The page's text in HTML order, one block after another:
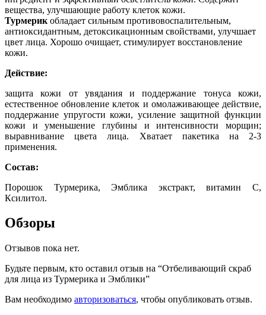
вещества, улучшающие работу клеток кожи.
Турмерик обладает сильным противовоспалительным,
антиоксидантным, детоксикационным свойствами, улучшает
цвет лица. Хорошо очищает, стимулирует восстановление
кожи.
Действие:
защита кожи от увядания и поддержание тонуса кожи,
естественное обновление клеток и омолаживающее действие,
поддержание упругости кожи, усиление защитной функции
кожи и уменьшение глубины и интенсивности морщин;
выравнивание цвета лица.
Хватает пакетика на 2-3
применения.
Состав:
Порошок Турмерика, Эмблика экстракт, витамин С,
Ксилитол.
Обзоры
Отзывов пока нет.
Будьте первым, кто оставил отзыв на “Отбеливающий скраб
для лица из Турмерика и Эмблики”
Вам необходимо авторизоваться, чтобы опубликовать отзыв.